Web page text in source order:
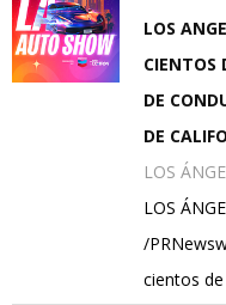
LOS
CIENTOS
DE
DE
LOS
LOS
/
cientos